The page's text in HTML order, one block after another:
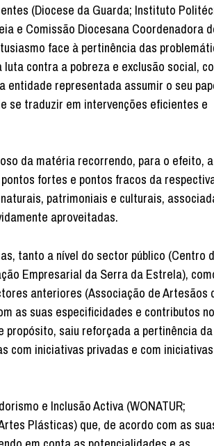
(Diocese da Guarda; Instituto
e Comissão Diocesana Coordenadora
face à pertinência das
contra a pobreza e exclusão social,
representada assumir o seu
se traduzir em intervenções eficientes e
da matéria recorrendo, para o efeito, a
fortes e pontos fracos da
patrimoniais e culturais,
aproveitadas.
tanto a nível do sector público (Centro
Empresarial da Serra da Estrela),
anteriores (Associação de Artesãos
as suas especificidades e contributos no
saiu reforçada a pertinência da
com iniciativas privadas e com
e Inclusão Activa (WONATUR;
Plásticas) que, de acordo com as